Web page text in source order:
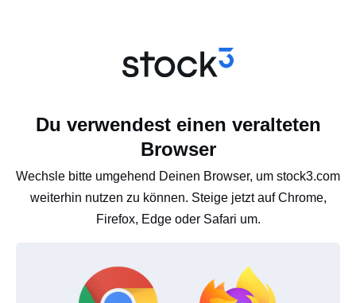
Du verwendest einen veralteten
Browser
Wechsle bitte umgehend Deinen Browser, um stock3.com
weiterhin nutzen zu können. Steige jetzt auf Chrome,
Firefox, Edge oder Safari um.